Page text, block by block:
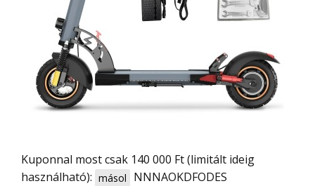
Kuponnal most csak 140 000 Ft (limitált ideig
használható): másol NNNAOKDFODES